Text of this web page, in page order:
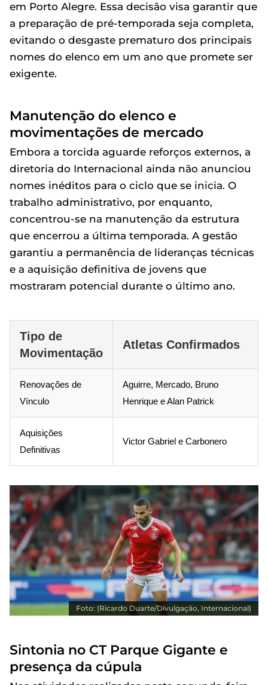
em Porto Alegre. Essa decisão visa garantir que
a preparação de pré-temporada seja completa,
evitando o desgaste prematuro dos principais
nomes do elenco em um ano que promete ser
exigente.
Manutenção do elenco e
movimentações de mercado
Embora a torcida aguarde reforços externos, a
diretoria do Internacional ainda não anunciou
nomes inéditos para o ciclo que se inicia. O
trabalho administrativo, por enquanto,
concentrou-se na manutenção da estrutura
que encerrou a última temporada. A gestão
garantiu a permanência de lideranças técnicas
e a aquisição definitiva de jovens que
mostraram potencial durante o último ano.
Tipo de
Movimentação
Atletas Confirmados
Renovações de
Vínculo
Aguirre, Mercado, Bruno
Henrique e Alan Patrick
Aquisições
Definitivas
Victor Gabriel e Carbonero
Foto: (Ricardo Duarte/Divulgação, Internacional)
Sintonia no CT Parque Gigante e
presença da cúpula